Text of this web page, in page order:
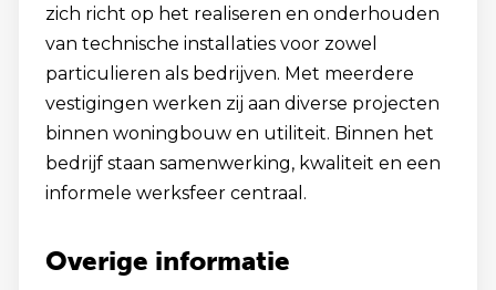
zich richt op het realiseren en onderhouden
van technische installaties voor zowel
particulieren als bedrijven. Met meerdere
vestigingen werken zij aan diverse projecten
binnen woningbouw en utiliteit. Binnen het
bedrijf staan samenwerking, kwaliteit en een
informele werksfeer centraal.
Overige informatie